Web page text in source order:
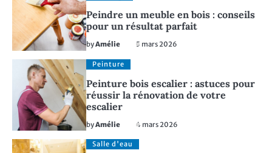
Peindre un meuble en bois : conseils
pour un résultat parfait
byAmélie 5 mars 2026
Peinture
Peinture bois escalier : astuces pour
réussir la rénovation de votre
escalier
byAmélie 4 mars 2026
Salle d'eau